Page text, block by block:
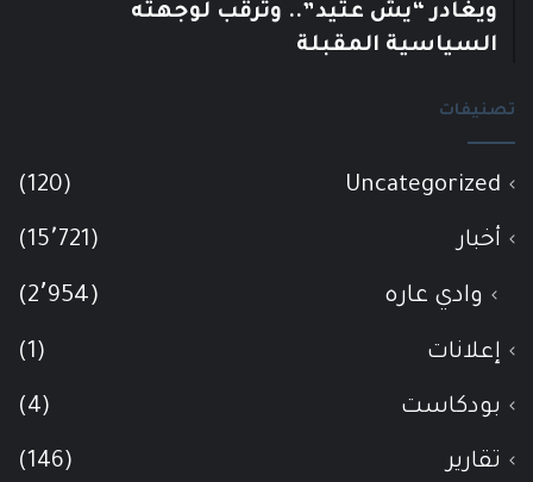
ويغادر “يش عتيد”.. وترقب لوجهته
السياسية المقبلة
تصنيفات
Uncategorized
(120)
أخبار (15٬721)
وادي عاره (2٬954)
إعلانات (1)
بودكاست (4)
تقارير (146)